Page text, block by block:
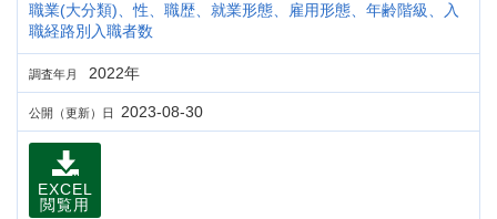
職業(大分類)、性、職歴、就業形態、雇用形態、年齢階級、入
職経路別入職者数
調査年月 2022年
公開（更新）日 2023-08-30
EXCEL
閲覧用